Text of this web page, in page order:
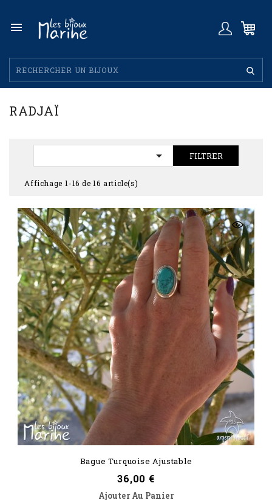

RADJAÏ
 FILTRER
Affichage 1-16 de 16 article(s)
Bague Turquoise Ajustable
Prix
36,00 €
Ajouter Au Panier